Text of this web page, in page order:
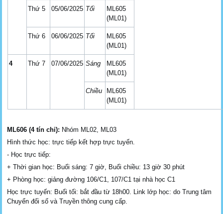
Thứ 5 05/06/2025 Tối
ML605
(ML01)
Thứ 6 06/06/2025 Tối
ML605
(ML01)
4 Thứ 7 07/06/2025 Sáng
ML605
(ML01)
Chiều
ML605
(ML01)
ML606 (4 tín chỉ): Nhóm ML02, ML03
Hình thức học: trực tiếp kết hợp trực tuyến.
- Học trực tiếp:
+ Thời gian học: Buổi sáng: 7 giờ, Buổi chiều: 13 giờ 30 phút
+ Phòng học: giảng đường 106/C1, 107/C1 tại nhà học C1
Học trực tuyến: Buổi tối: bắt đầu từ 18h00. Link lớp học: do Trung tâm
Chuyển đổi số và Truyền thông cung cấp.